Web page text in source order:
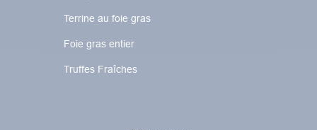
Terrine au foie gras
Foie gras entier
Truffes Fraîches